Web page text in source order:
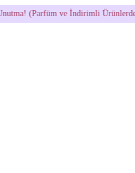
Ürünlerde Geçerli Değildir.)